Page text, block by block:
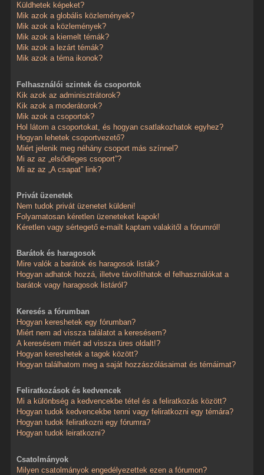
Küldhetek képeket?
Mik azok a globális közlemények?
Mik azok a közlemények?
Mik azok a kiemelt témák?
Mik azok a lezárt témák?
Mik azok a téma ikonok?
Felhasználói szintek és csoportok
Kik azok az adminisztrátorok?
Kik azok a moderátorok?
Mik azok a csoportok?
Hol látom a csoportokat, és hogyan csatlakozhatok egyhez?
Hogyan lehetek csoportvezető?
Miért jelenik meg néhány csoport más színnel?
Mi az az „elsődleges csoport”?
Mi az az „A csapat” link?
Privát üzenetek
Nem tudok privát üzenetet küldeni!
Folyamatosan kéretlen üzeneteket kapok!
Kéretlen vagy sértegető e-mailt kaptam valakitől a fórumról!
Barátok és haragosok
Mire valók a barátok és haragosok listák?
Hogyan adhatok hozzá, illetve távolíthatok el felhasználókat a
barátok vagy haragosok listáról?
Keresés a fórumban
Hogyan kereshetek egy fórumban?
Miért nem ad vissza találatot a keresésem?
A keresésem miért ad vissza üres oldalt!?
Hogyan kereshetek a tagok között?
Hogyan találhatom meg a saját hozzászólásaimat és témáimat?
Feliratkozások és kedvencek
Mi a különbség a kedvencekbe tétel és a feliratkozás között?
Hogyan tudok kedvencekbe tenni vagy feliratkozni egy témára?
Hogyan tudok feliratkozni egy fórumra?
Hogyan tudok leiratkozni?
Csatolmányok
Milyen csatolmányok engedélyezettek ezen a fórumon?